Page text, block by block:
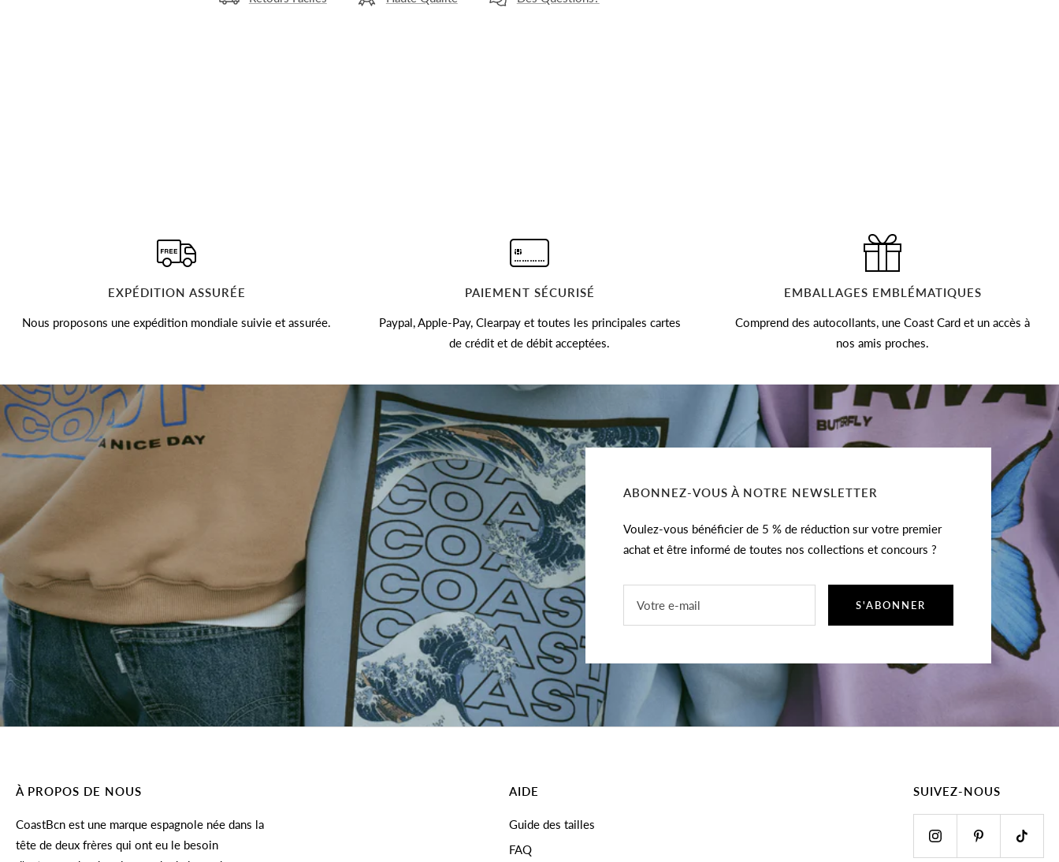
EXPÉDITION ASSURÉE
Nous proposons une expédition mondiale suivie et assurée.
PAIEMENT SÉCURISÉ
Paypal, Apple-Pay, Clearpay et toutes les principales cartes
de crédit et de débit acceptées.
EMBALLAGES EMBLÉMATIQUES
Comprend des autocollants, une Coast Card et un accès à
nos amis proches.
ABONNEZ-VOUS À NOTRE NEWSLETTER
Voulez-vous bénéficier de 5 % de réduction sur votre premier
achat et être informé de toutes nos collections et concours ?
Votre e-mail S'ABONNER
À PROPOS DE NOUS
CoastBcn est une marque espagnole née dans la
tête de deux frères qui ont eu le besoin
AIDE
Guide des tailles
FAQ
SUIVEZ-NOUS